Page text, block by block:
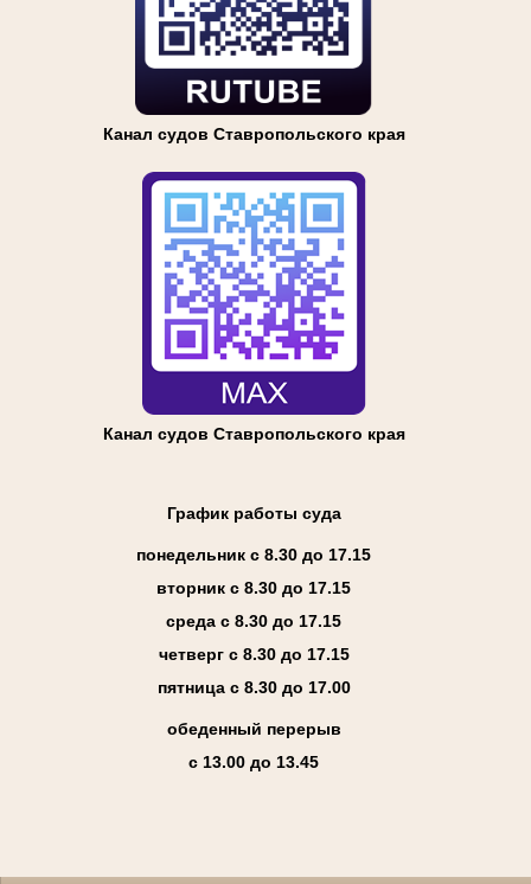
Канал судов Ставропольского края
Канал судов Ставропольского края
График работы суда
понедельник с 8.30 до 17.15
вторник с 8.30 до 17.15
среда с 8.30 до 17.15
четверг с 8.30 до 17.15
пятница с 8.30 до 17.00
обеденный перерыв
с 13.00 до 13.45